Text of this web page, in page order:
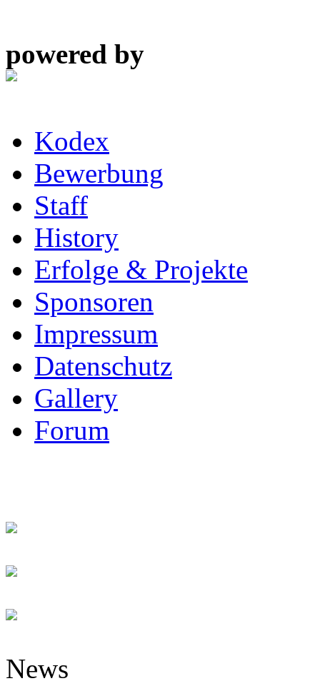
powered by
Kodex
Bewerbung
Staff
History
Erfolge & Projekte
Sponsoren
Impressum
Datenschutz
Gallery
Forum
News